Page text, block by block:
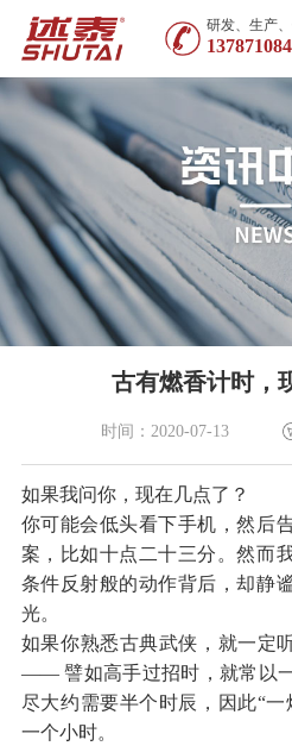
研发、生产
古有燃香计时，
时间：2020-07-13
如果我问你，现在几点了？
你可能会低头看下手机，然后
案，比如十点二十三分。然而
条件反射般的动作背后，却静
光。
如果你熟悉古典武侠，就一定
—— 譬如高手过招时，就常以
尽大约需要半个时辰，因此“
一个小时。